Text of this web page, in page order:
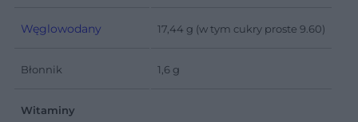
Węglowodany 17,44 g (w tym cukry proste 9.60)
Błonnik 1,6 g
Witaminy